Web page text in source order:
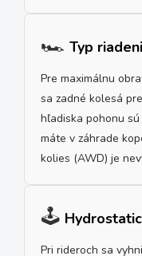
🏎️ Typ
Pre maximálnu
sa zadné kolesá
hľadiska pohonu
máte v záhrade
kolies (AWD) je
🕹️
Pri rideroch sa